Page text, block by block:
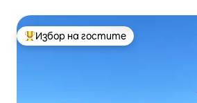
Най-популярен избор на гостите
Избор на гостите